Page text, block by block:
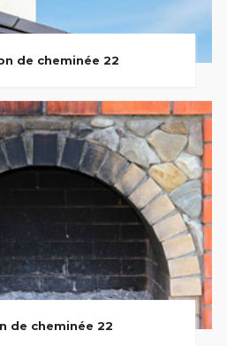
de cheminée 22
de cheminée 22